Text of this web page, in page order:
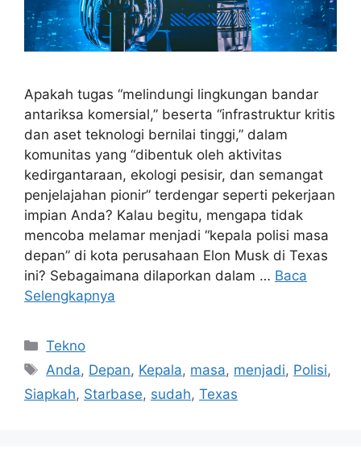
Apakah tugas “melindungi lingkungan bandar
antariksa komersial,” beserta “infrastruktur kritis
dan aset teknologi bernilai tinggi,” dalam
komunitas yang “dibentuk oleh aktivitas
kedirgantaraan, ekologi pesisir, dan semangat
penjelajahan pionir” terdengar seperti pekerjaan
impian Anda? Kalau begitu, mengapa tidak
mencoba melamar menjadi “kepala polisi masa
depan” di kota perusahaan Elon Musk di Texas
ini? Sebagaimana dilaporkan dalam … Baca
Selengkapnya
Kategori
Tekno
Tag
Anda, Depan, Kepala, masa, menjadi, Polisi,
Siapkah, Starbase, sudah, Texas